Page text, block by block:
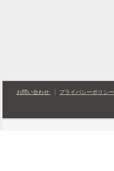
お問い合わせ プライバシーポリシー